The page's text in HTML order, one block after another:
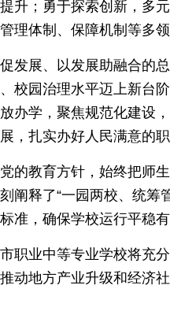
升；勇于探索创新，多
理体制、保障机制等多
发展、以发展助融合的
校园治理水平迈上新台
办学，聚焦规范化建设
，扎实办好人民满意的职
的教育方针，始终把师
阐释了“一园两校、统筹
准，确保学校运行平稳有
职业中等专业学校将充
动地方产业升级和经济